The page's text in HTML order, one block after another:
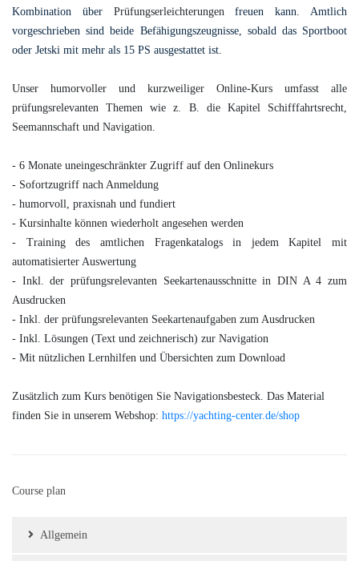
Kombination über Prüfungserleichterungen freuen kann. Amtlich
vorgeschrieben sind beide Befähigungszeugnisse, sobald das Sportboot
oder Jetski mit mehr als 15 PS ausgestattet ist.
Unser humorvoller und kurzweiliger Online-Kurs umfasst alle
prüfungsrelevanten Themen wie z. B. die Kapitel Schifffahrtsrecht,
Seemannschaft und Navigation.
- 6 Monate uneingeschränkter Zugriff auf den Onlinekurs
- Sofortzugriff nach Anmeldung
- humorvoll, praxisnah und fundiert
- Kursinhalte können wiederholt angesehen werden
- Training des amtlichen Fragenkatalogs in jedem Kapitel mit
automatisierter Auswertung
- Inkl. der prüfungsrelevanten Seekartenausschnitte in DIN A 4 zum
Ausdrucken
- Inkl. der prüfungsrelevanten Seekartenaufgaben zum Ausdrucken
- Inkl. Lösungen (Text und zeichnerisch) zur Navigation
- Mit nützlichen Lernhilfen und Übersichten zum Download
Zusätzlich zum Kurs benötigen Sie Navigationsbesteck. Das Material
finden Sie in unserem Webshop: https://yachting-center.de/shop
Course plan
Allgemein